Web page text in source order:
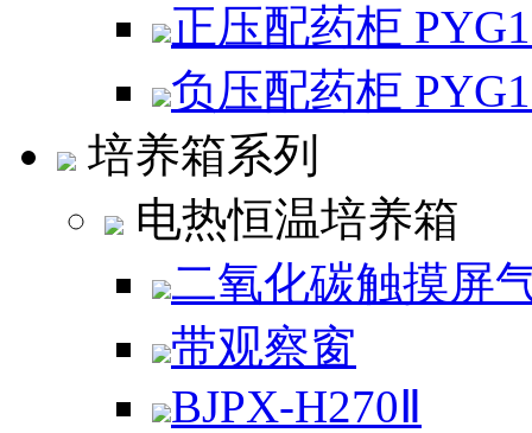
正压配药柜
负压配药柜
培养箱系列
电热恒温培养箱
二氧化碳触摸屏
带观察窗
BJPX-H270Ⅱ